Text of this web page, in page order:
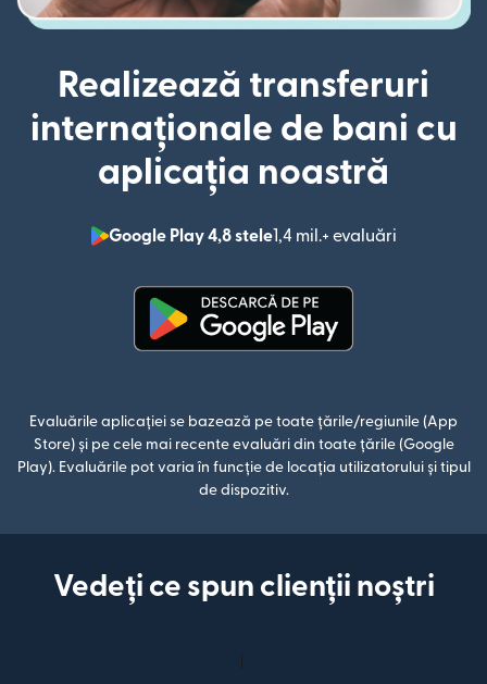
Realizează transferuri
internaționale de bani cu
aplicația noastră
Google Play 4,8 stele1,4 mil.+ evaluări
(se
Evaluările aplicației se bazează pe toate țările/regiunile (App
Store) și pe cele mai recente evaluări din toate țările (Google
Play). Evaluările pot varia în funcție de locația utilizatorului și tipul
de dispozitiv.
Vedeți ce spun clienții noștri